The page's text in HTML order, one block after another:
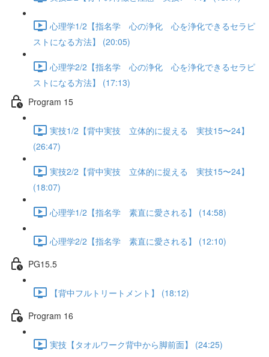
心理学1/2【指名学 心の浄化 心を浄化できるセラピ
ストになる方法】 (20:05)
心理学2/2【指名学 心の浄化 心を浄化できるセラピ
ストになる方法】 (17:13)
Program 15
実技1/2【背中実技 立体的に捉える 実技15〜24】
(26:47)
実技2/2【背中実技 立体的に捉える 実技15〜24】
(18:07)
心理学1/2【指名学 素直に愛される】 (14:58)
心理学2/2【指名学 素直に愛される】 (12:10)
PG15.5
【背中フルトリートメント】 (18:12)
Program 16
実技【タオルワーク背中から脚前面】 (24:25)